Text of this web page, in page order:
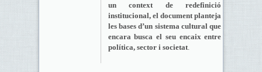
un context de redefinició
institucional, el document planteja
les bases d’un sistema cultural que
encara busca el seu encaix entre
política, sector i societat.